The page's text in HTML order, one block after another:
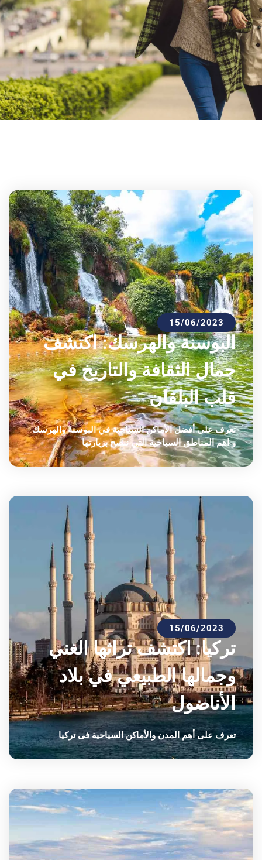
15/06/2023
البوسنة والهرسك: اكتشف
جمال الثقافة والتاريخ في
قلب البلقان
تعرف على أفضل الأماكن السياحية في البوسنة والهرسك
و اهم المناطق السياحية التي ننصح بزيارتها
15/06/2023
تركيا: اكتشف تراثها الغني
وجمالها الطبيعي في بلاد
الأناضول
تعرف على أهم المدن والأماكن السياحية فى تركيا